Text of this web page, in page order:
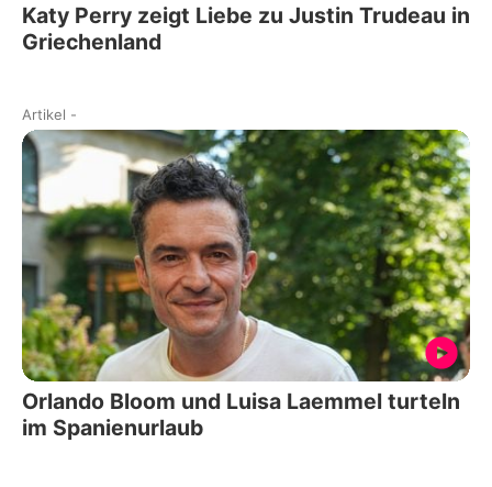
Katy Perry zeigt Liebe zu Justin Trudeau in
Griechenland
Artikel -
Orlando Bloom und Luisa Laemmel turteln
im Spanienurlaub